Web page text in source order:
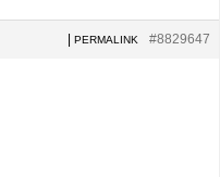
#8829647
PERMALINK